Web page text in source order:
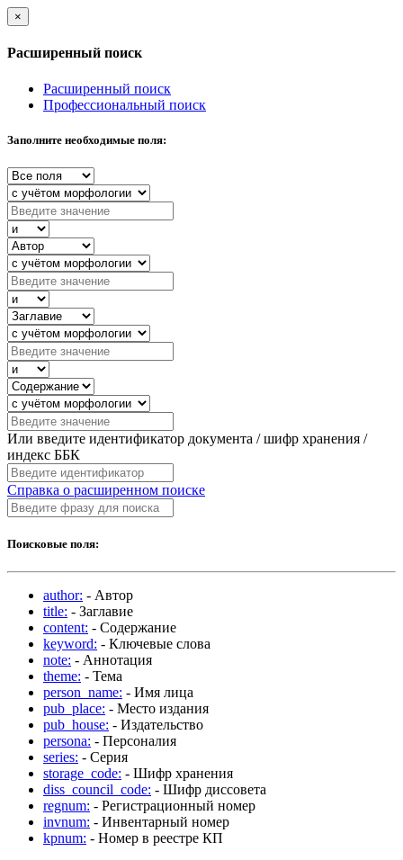
×
Расширенный поиск
Расширенный поиск
Профессиональный поиск
Заполните необходимые поля:
Или введите идентификатор документа / шифр хранения /
индекс ББК
Справка о расширенном поиске
Поисковые поля:
author: - Автор
title: - Заглавие
content: - Содержание
keyword: - Ключевые слова
note: - Аннотация
theme: - Тема
person_name: - Имя лица
pub_place: - Место издания
pub_house: - Издательство
persona: - Персоналия
series: - Серия
storage_code: - Шифр хранения
diss_council_code: - Шифр диссовета
regnum: - Регистрационный номер
invnum: - Инвентарный номер
kpnum: - Номер в реестре КП